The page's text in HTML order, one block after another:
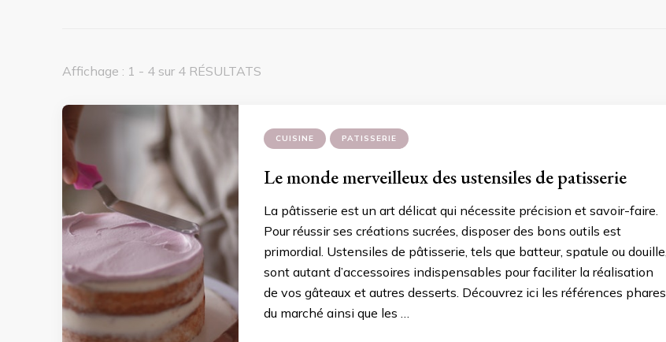
Affichage : 1 - 4 sur 4 RÉSULTATS
CUISINE PATISSERIE
Le monde merveilleux des ustensiles de patisserie
La pâtisserie est un art délicat qui nécessite précision et savoir-faire.
Pour réussir ses créations sucrées, disposer des bons outils est
primordial. Ustensiles de pâtisserie, tels que batteur, spatule ou douille,
sont autant d’accessoires indispensables pour faciliter la réalisation
de vos gâteaux et autres desserts. Découvrez ici les références phares
du marché ainsi que les …